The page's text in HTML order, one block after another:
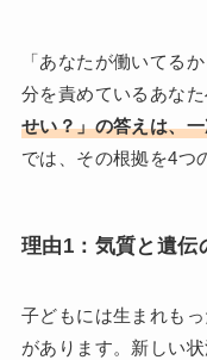
「あなたが働いてる
分を責めているあな
せい？」の答えは、
では、その根拠を4つ
理由1：気質と遺伝
子どもには生まれも
があります。新しい